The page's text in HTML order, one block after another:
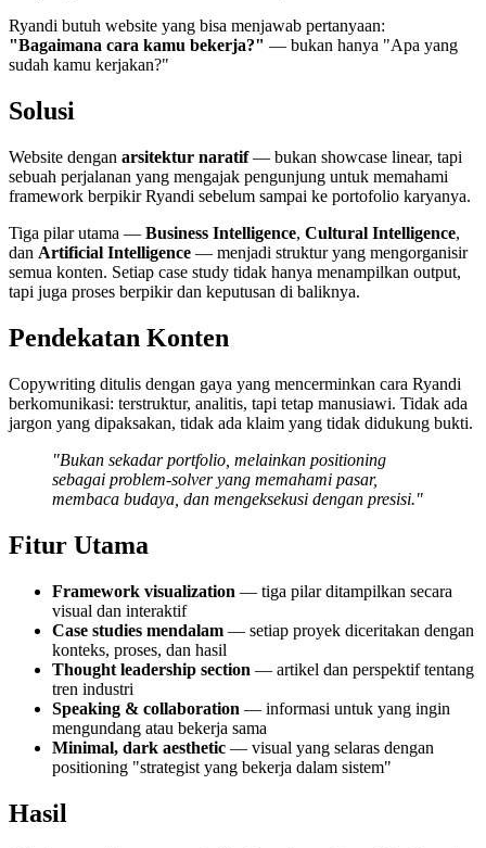
Ryandi butuh website yang bisa menjawab pertanyaan:
"Bagaimana cara kamu bekerja?" — bukan hanya "Apa yang
sudah kamu kerjakan?"
Solusi
Website dengan arsitektur naratif— bukan showcase linear, tapi
sebuah perjalanan yang mengajak pengunjung untuk memahami
framework berpikir Ryandi sebelum sampai ke portofolio karyanya.
Tiga pilar utama — Business Intelligence, Cultural Intelligence,
dan Artificial Intelligence — menjadi struktur yang mengorganisir
semua konten. Setiap case study tidak hanya menampilkan output,
tapi juga proses berpikir dan keputusan di baliknya.
Pendekatan Konten
Copywriting ditulis dengan gaya yang mencerminkan cara Ryandi
berkomunikasi: terstruktur, analitis, tapi tetap manusiawi. Tidak ada
jargon yang dipaksakan, tidak ada klaim yang tidak didukung bukti.
"Bukan sekadar portfolio, melainkan positioning
sebagai problem-solver yang memahami pasar,
membaca budaya, dan mengeksekusi dengan presisi."
Fitur Utama
Framework visualization — tiga pilar ditampilkan secara
visual dan interaktif
Case studies mendalam — setiap proyek diceritakan dengan
konteks, proses, dan hasil
Thought leadership section — artikel dan perspektif tentang
tren industri
Speaking & collaboration — informasi untuk yang ingin
mengundang atau bekerja sama
Minimal, dark aesthetic — visual yang selaras dengan
positioning "strategist yang bekerja dalam sistem"
Hasil